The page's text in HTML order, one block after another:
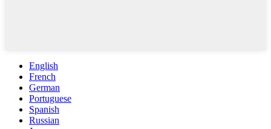
English
French
German
Portuguese
Spanish
Russian